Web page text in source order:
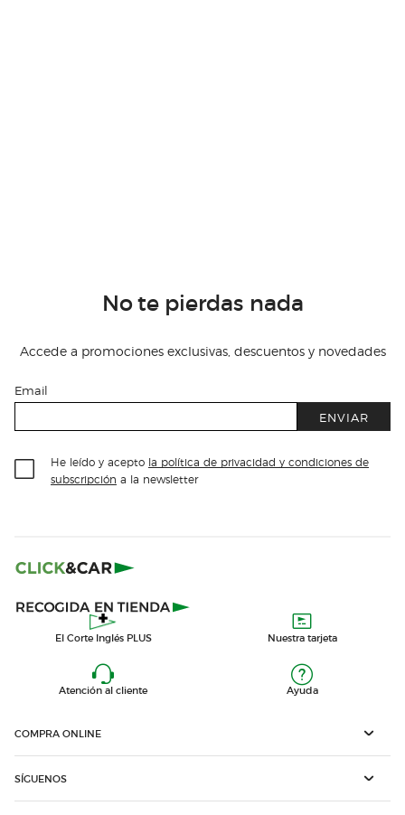
No te pierdas nada
Accede a promociones exclusivas, descuentos y novedades
Email
ENVIAR
He leído y acepto la política de privacidad y condiciones de
subscripción a la newsletter
El Corte Inglés PLUS Nuestra tarjeta
Atención al cliente Ayuda
COMPRA ONLINE
SÍGUENOS